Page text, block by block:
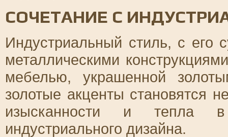
СОЧЕТАНИЕ С
Индустриальный стиль, с его
металлическими
мебелью, украшенной
золотые акценты становятся
изысканности и тепла
индустриального дизайна.